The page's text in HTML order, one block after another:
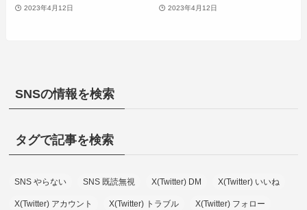
2023年4月12日 2023年4月12日
SNSの情報を検索
タグで記事を検索
SNS やらない SNS 既読無視 X(Twitter) DM X(Twitter) いいね
X(Twitter) アカウント X(Twitter) トラブル X(Twitter) フォロー